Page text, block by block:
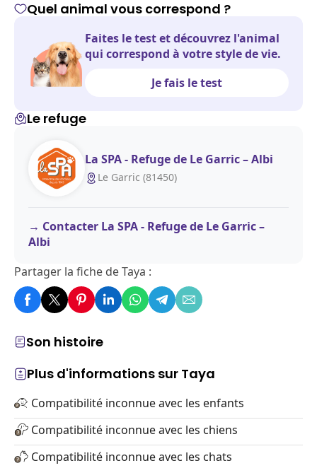
Son histoire
Plus d'informations sur Taya
Compatibilité inconnue avec les enfants
Compatibilité inconnue avec les chiens
Compatibilité inconnue avec les chats
Quel animal vous correspond ?
Faites le test et découvrez l'animal
qui correspond à votre style de vie.
Je fais le test
Le refuge
La SPA - Refuge de Le Garric – Albi
Le Garric (81450)
Contacter La SPA - Refuge de Le Garric –
Albi
Partager la fiche de Taya :